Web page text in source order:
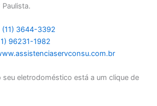
Paulista.
(11) 3644-3392
96231-1982
seu eletrodoméstico está a um clique de